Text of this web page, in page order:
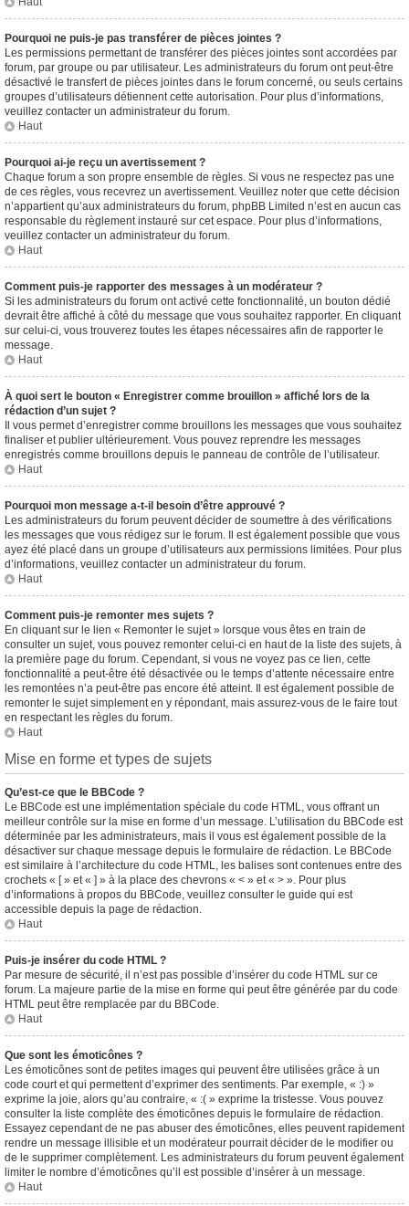
Pourquoi ne puis-je pas transférer de pièces jointes ?
Les permissions permettant de transférer des pièces jointes sont accordées par
forum, par groupe ou par utilisateur. Les administrateurs du forum ont peut-être
désactivé le transfert de pièces jointes dans le forum concerné, ou seuls certains
groupes d’utilisateurs détiennent cette autorisation. Pour plus d’informations,
veuillez contacter un administrateur du forum.
Haut
Pourquoi ai-je reçu un avertissement ?
Chaque forum a son propre ensemble de règles. Si vous ne respectez pas une
de ces règles, vous recevrez un avertissement. Veuillez noter que cette décision
n’appartient qu’aux administrateurs du forum, phpBB Limited n’est en aucun cas
responsable du règlement instauré sur cet espace. Pour plus d’informations,
veuillez contacter un administrateur du forum.
Haut
Comment puis-je rapporter des messages à un modérateur ?
Si les administrateurs du forum ont activé cette fonctionnalité, un bouton dédié
devrait être affiché à côté du message que vous souhaitez rapporter. En cliquant
sur celui-ci, vous trouverez toutes les étapes nécessaires afin de rapporter le
message.
Haut
À quoi sert le bouton « Enregistrer comme brouillon » affiché lors de la
rédaction d’un sujet ?
Il vous permet d’enregistrer comme brouillons les messages que vous souhaitez
finaliser et publier ultérieurement. Vous pouvez reprendre les messages
enregistrés comme brouillons depuis le panneau de contrôle de l’utilisateur.
Haut
Pourquoi mon message a-t-il besoin d’être approuvé ?
Les administrateurs du forum peuvent décider de soumettre à des vérifications
les messages que vous rédigez sur le forum. Il est également possible que vous
ayez été placé dans un groupe d’utilisateurs aux permissions limitées. Pour plus
d’informations, veuillez contacter un administrateur du forum.
Haut
Comment puis-je remonter mes sujets ?
En cliquant sur le lien « Remonter le sujet » lorsque vous êtes en train de
consulter un sujet, vous pouvez remonter celui-ci en haut de la liste des sujets, à
la première page du forum. Cependant, si vous ne voyez pas ce lien, cette
fonctionnalité a peut-être été désactivée ou le temps d’attente nécessaire entre
les remontées n’a peut-être pas encore été atteint. Il est également possible de
remonter le sujet simplement en y répondant, mais assurez-vous de le faire tout
en respectant les règles du forum.
Haut
Mise en forme et types de sujets
Qu’est-ce que le BBCode ?
Le BBCode est une implémentation spéciale du code HTML, vous offrant un
meilleur contrôle sur la mise en forme d’un message. L’utilisation du BBCode est
déterminée par les administrateurs, mais il vous est également possible de la
désactiver sur chaque message depuis le formulaire de rédaction. Le BBCode
est similaire à l’architecture du code HTML, les balises sont contenues entre des
crochets « [ » et « ] » à la place des chevrons « < » et « > ». Pour plus
d’informations à propos du BBCode, veuillez consulter le guide qui est
accessible depuis la page de rédaction.
Haut
Puis-je insérer du code HTML ?
Par mesure de sécurité, il n’est pas possible d’insérer du code HTML sur ce
forum. La majeure partie de la mise en forme qui peut être générée par du code
HTML peut être remplacée par du BBCode.
Haut
Que sont les émoticônes ?
Les émoticônes sont de petites images qui peuvent être utilisées grâce à un
code court et qui permettent d’exprimer des sentiments. Par exemple, « :) »
exprime la joie, alors qu’au contraire, « :( » exprime la tristesse. Vous pouvez
consulter la liste complète des émoticônes depuis le formulaire de rédaction.
Essayez cependant de ne pas abuser des émoticônes, elles peuvent rapidement
rendre un message illisible et un modérateur pourrait décider de le modifier ou
de le supprimer complètement. Les administrateurs du forum peuvent également
limiter le nombre d’émoticônes qu’il est possible d’insérer à un message.
Haut